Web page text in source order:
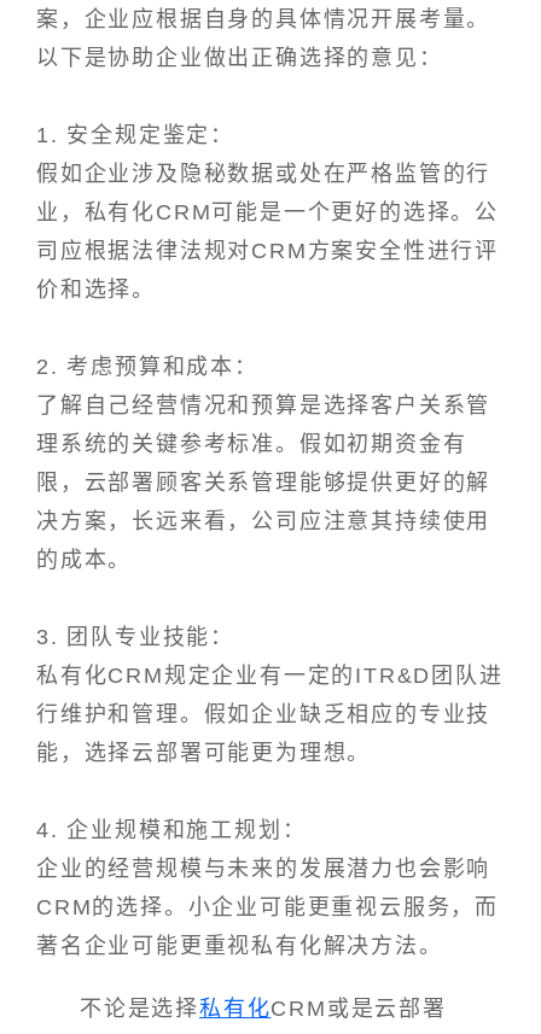
案，企业应根据自身的具体情况开展考量。
以下是协助企业做出正确选择的意见：
1. 安全规定鉴定：
假如企业涉及隐秘数据或处在严格监管的行
业，私有化CRM可能是一个更好的选择。公
司应根据法律法规对CRM方案安全性进行评
价和选择。
2. 考虑预算和成本：
了解自己经营情况和预算是选择客户关系管
理系统的关键参考标准。假如初期资金有
限，云部署顾客关系管理能够提供更好的解
决方案，长远来看，公司应注意其持续使用
的成本。
3. 团队专业技能：
私有化CRM规定企业有一定的ITR&D团队进
行维护和管理。假如企业缺乏相应的专业技
能，选择云部署可能更为理想。
4. 企业规模和施工规划：
企业的经营规模与未来的发展潜力也会影响
CRM的选择。小企业可能更重视云服务，而
著名企业可能更重视私有化解决方法。
不论是选择私有化CRM或是云部署